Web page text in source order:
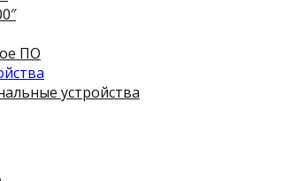
ПО
устройства